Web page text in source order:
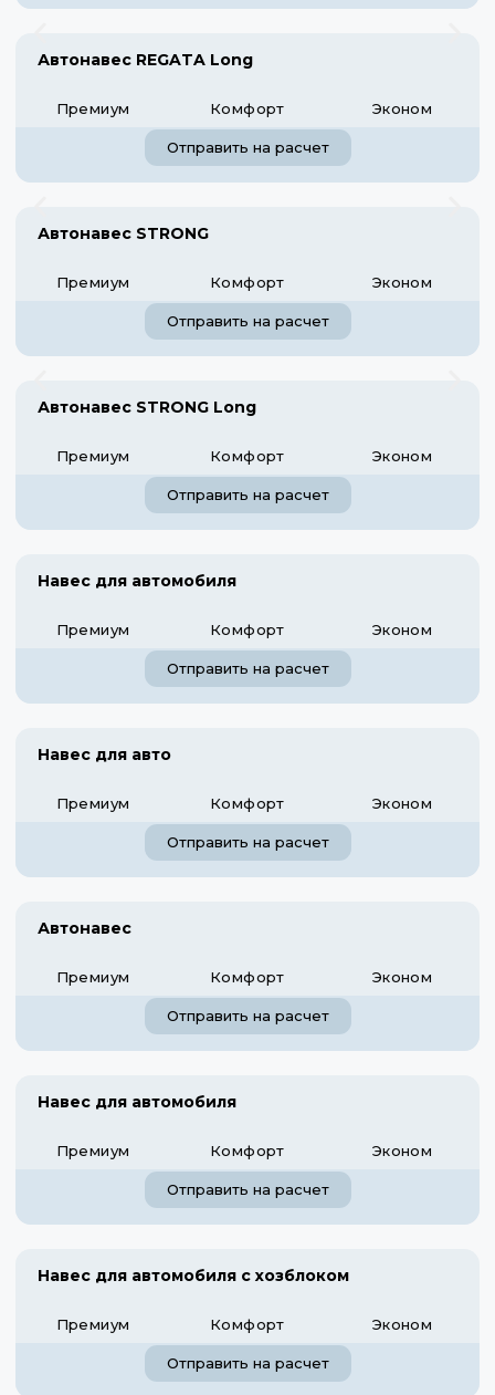
Автонавес REGATA Long
Премиум Комфорт Эконом
Отправить на расчет
Автонавес STRONG
Премиум Комфорт Эконом
Отправить на расчет
Автонавес STRONG Long
Премиум Комфорт Эконом
Отправить на расчет
Навес для автомобиля
Премиум Комфорт Эконом
Отправить на расчет
Навес для авто
Премиум Комфорт Эконом
Отправить на расчет
Автонавес
Премиум Комфорт Эконом
Отправить на расчет
Навес для автомобиля
Премиум Комфорт Эконом
Отправить на расчет
Навес для автомобиля с хозблоком
Премиум Комфорт Эконом
Отправить на расчет